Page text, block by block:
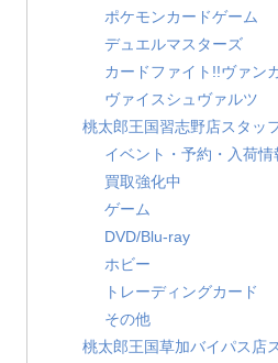
ポケモンカードゲーム
デュエルマスターズ
カードファイト!!ヴァン
ヴァイスシュヴァルツ
桃太郎王国習志野店スタッ
イベント・予約・入荷情
買取強化中
ゲーム
DVD/Blu-ray
ホビー
トレーディングカード
その他
桃太郎王国草加バイパス店